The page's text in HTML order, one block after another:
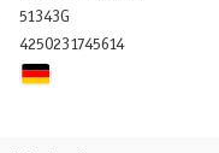
51343G
4250231745614